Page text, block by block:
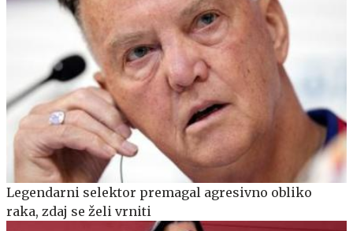
Legendarni selektor premagal agresivno obliko
raka, zdaj se želi vrniti